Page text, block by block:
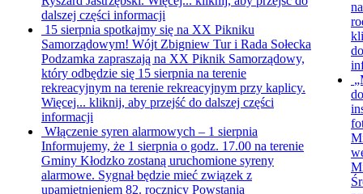
dalszej części informacji
15 sierpnia spotkajmy się na XX Pikniku
Samorządowym! Wójt Zbigniew Tur i Rada Sołecka
Podzamka zapraszają na XX Piknik Samorządowy,
który odbędzie się 15 sierpnia na terenie
rekreacyjnym na terenie rekreacyjnym przy kaplicy.
Więcej... kliknij, aby przejść do dalszej części
informacji
Włączenie syren alarmowych – 1 sierpnia
Informujemy, że 1 sierpnia o godz. 17.00 na terenie
Gminy Kłodzko zostaną uruchomione syreny
alarmowe. Sygnał będzie mieć związek z
upamiętnieniem 82. rocznicy Powstania